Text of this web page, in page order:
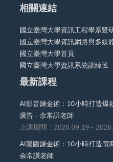
相關連結
國立臺灣大學資訊工程學系暨
國立臺灣大學資訊網路與多媒
國立臺灣大學首頁
國立臺灣大學資訊系統訓練班
最新課程
AI影音鍊金術：10小時打造爆
廣告 - 余常謙老師
上課期間：2026.09.19～
AI製圖鍊金術：10小時打造電
余常謙老師